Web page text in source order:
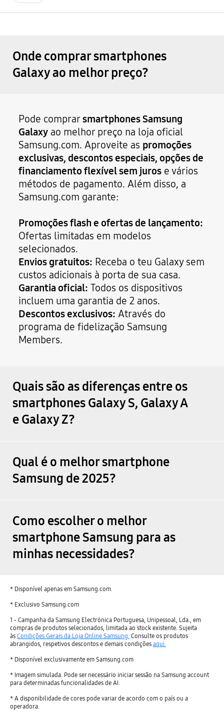
Onde comprar smartphones
Galaxy ao melhor preço?
Pode comprarsmartphones Samsung
Galaxy ao melhor preço na loja oficial
Samsung.com. Aproveite as promoções
exclusivas, descontos especiais, opções de
financiamento flexível sem juros e vários
métodos de pagamento. Além disso, a
Samsung.com garante:
Promoções flash e ofertas de lançamento:
Ofertas limitadas em modelos
selecionados.
Envios gratuitos: Receba o teu Galaxy sem
custos adicionais à porta de sua casa.
Garantia oficial: Todos os dispositivos
incluem uma garantia de 2 anos.
Descontos exclusivos: Através do
programa de fidelização Samsung
Members.
Quais são as diferenças entre os
smartphones Galaxy S, Galaxy A
e Galaxy Z?
Qual é o melhor smartphone
Samsung de 2025?
Como escolher o melhor
smartphone Samsung para as
minhas necessidades?
* Disponível apenas em Samsung.com.
* Exclusivo Samsung.com
1 - Campanha da Samsung Electrónica Portuguesa, Unipessoal, Lda., em
compras de produtos selecionados, limitada ao stock existente. Sujeita
às Condições Gerais da Loja Online Samsung. Consulte os produtos
abrangidos, respetivos descontos e demais condições aqui.
* Disponível exclusivamente em Samsung.com
* Imagem simulada. Pode ser necessário iniciar sessão na Samsung account
para determinadas funcionalidades de AI.
* A disponibilidade de cores pode variar de acordo com o país ou a
operadora.